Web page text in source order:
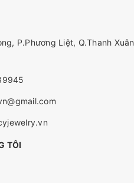
P.Phương Liệt, Q.Thanh
TÔI